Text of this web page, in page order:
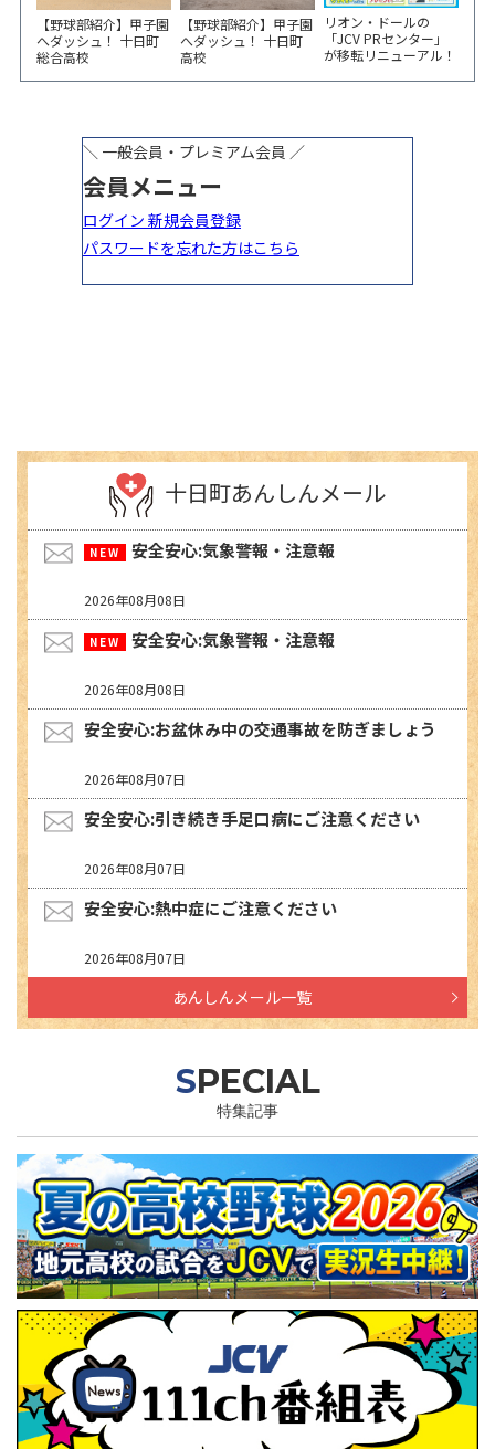
【野球部紹介】甲子園
へダッシュ！ 十日町
総合高校
【野球部紹介】甲子園
へダッシュ！ 十日町
高校
リオン・ドールの
「JCV PRセンター」
が移転リニューアル！
ベント開催
十日町あんしんメール
安全安心:気象警報・注意報
2026年08月08日
安全安心:気象警報・注意報
2026年08月08日
安全安心:お盆休み中の交通事故を防ぎましょう
2026年08月07日
安全安心:引き続き手足口病にご注意ください
2026年08月07日
安全安心:熱中症にご注意ください
2026年08月07日
あんしんメール一覧
SPECIAL
特集記事